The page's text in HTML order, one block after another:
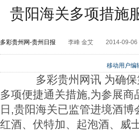
贵阳海关多项措施
多彩贵州网-贵州日报 李峰 金艾 2014-09-06
移动用户编
多彩贵州网讯 为确保
多项便捷通关措施,为参展
日,贵阳海关已监管进境酒
红酒、伏特加、起泡酒、威